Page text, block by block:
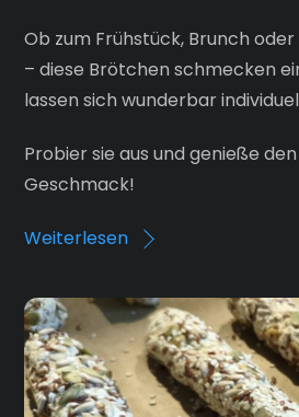
Ob zum Frühstück, Brunch
– diese Brötchen schmecken
lassen sich wunderbar
Probier sie aus und genieße
Geschmack!
Weiterlesen